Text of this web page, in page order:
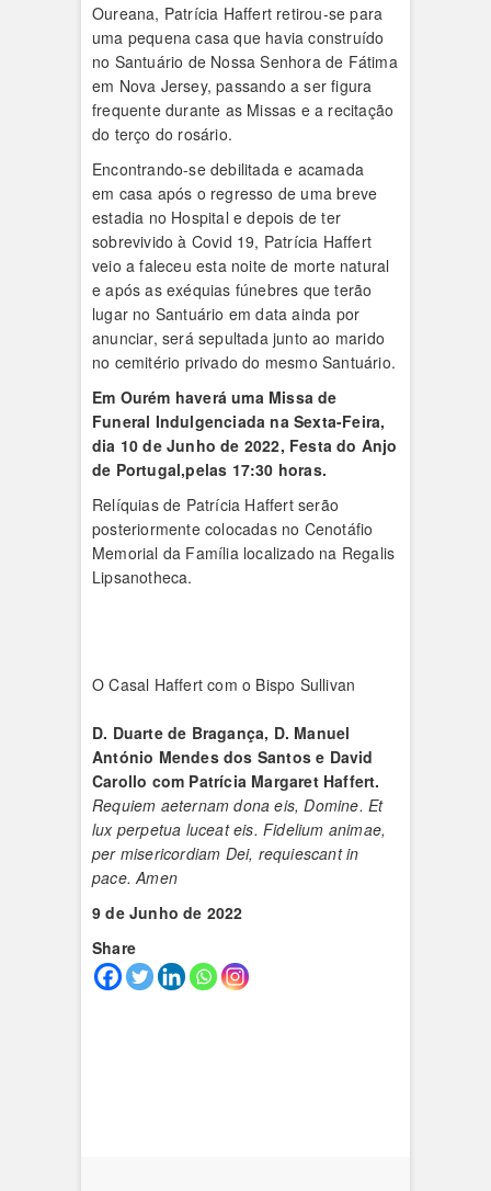
Oureana, Patrícia Haffert retirou-se para
uma pequena casa que havia construído
no Santuário de Nossa Senhora de Fátima
em Nova Jersey, passando a ser figura
frequente durante as Missas e a recitação
do terço do rosário.
Encontrando-se debilitada e acamada
em casa após o regresso de uma breve
estadia no Hospital e depois de ter
sobrevivido à Covid 19, Patrícia Haffert
veio a faleceu esta noite de morte natural
e após as exéquias fúnebres que terão
lugar no Santuário em data ainda por
anunciar, será sepultada junto ao marido
no cemitério privado do mesmo Santuário.
Em Ourém haverá uma Missa de
Funeral Indulgenciada na Sexta-Feira,
dia 10 de Junho de 2022, Festa do Anjo
de Portugal,pelas 17:30 horas.
Relíquias de Patrícia Haffert serão
posteriormente colocadas no Cenotáfio
Memorial da Família localizado na Regalis
Lipsanotheca.
O Casal Haffert com o Bispo Sullivan
D. Duarte de Bragança, D. Manuel
António Mendes dos Santos e David
Carollo com Patrícia Margaret Haffert.
Requiem aeternam dona eis, Domine. Et
lux perpetua luceat eis. Fidelium animae,
per misericordiam Dei, requiescant in
pace. Amen
9 de Junho de 2022
Share